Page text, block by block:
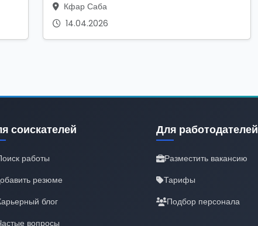
Кфар Саба
14.04.2026
соискателей
работы
резюме
блог
вопросы
Для работодателей
Разместить вакансию
Тарифы
Подбор персонала